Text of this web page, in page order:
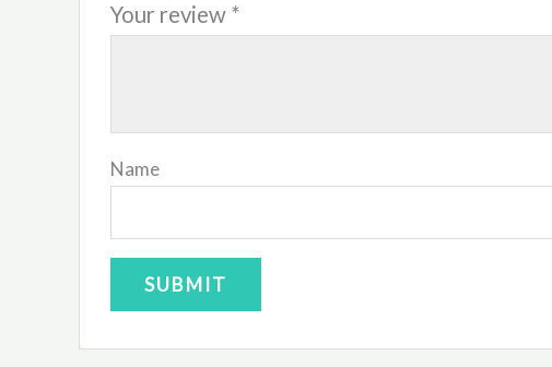
Your review *
Name